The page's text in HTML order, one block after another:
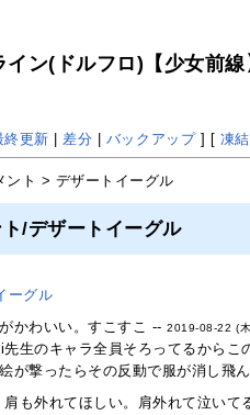
イン(ドルフロ)【少女前
終更新 差分 バックアップ] [ 凍結
ント > デザートイーグル
/デザートイーグル
ーグル
かわいい。すこすこ --2019-08-22 (
先生のキャラ全員そろってるからこ
が撃ったらその反動で服が消し飛
肩も外れてほしい。肩外れて泣い